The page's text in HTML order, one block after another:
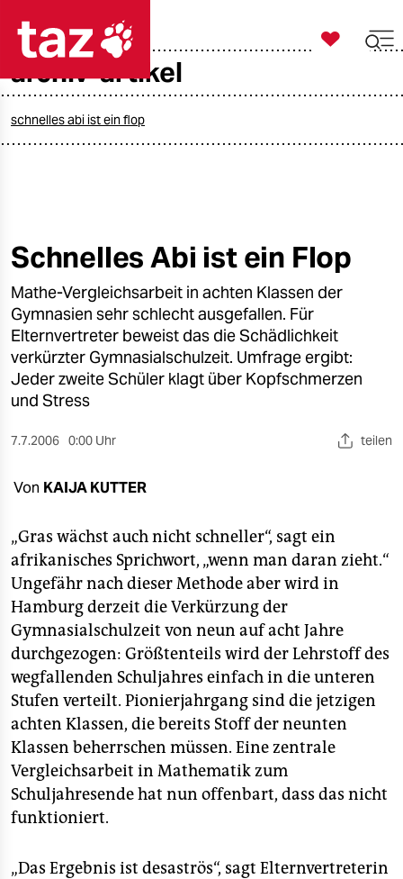
öko
gesellschaft
kultur
sport
berlin
nord
wahrheit
verlag
verlag
veranstaltungen
shop
fragen & hilfe
unterstützen
abo
genossenschaft
epaper login

taz zahl ich
archiv-artikel
schnelles abi ist ein flop
Schnelles Abi ist ein Flop
Mathe-Vergleichsarbeit in achten Klassen der
Gymnasien sehr schlecht ausgefallen. Für
Elternvertreter beweist das die Schädlichkeit
verkürzter Gymnasialschulzeit. Umfrage ergibt:
Jeder zweite Schüler klagt über Kopfschmerzen
und Stress
7.7.2006 0:00 Uhr teilen
Von KAIJA KUTTER
„Gras wächst auch nicht schneller“, sagt ein
afrikanisches Sprichwort, „wenn man daran zieht.“
Ungefähr nach dieser Methode aber wird in
Hamburg derzeit die Verkürzung der
Gymnasialschulzeit von neun auf acht Jahre
durchgezogen: Größtenteils wird der Lehrstoff des
wegfallenden Schuljahres einfach in die unteren
Stufen verteilt. Pionierjahrgang sind die jetzigen
achten Klassen, die bereits Stoff der neunten
Klassen beherrschen müssen. Eine zentrale
Vergleichsarbeit in Mathematik zum
Schuljahresende hat nun offenbart, dass das nicht
funktioniert.
„Das Ergebnis ist desaströs“, sagt Elternvertreterin